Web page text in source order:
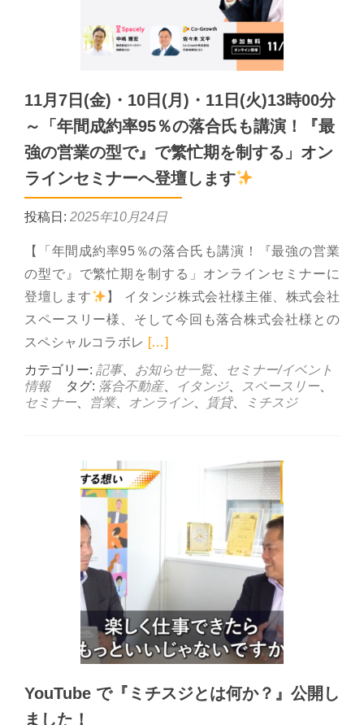
11月7日(金)・10日(月)・11日(火)13時00分
～「年間成約率95％の落合氏も講演！『最
強の営業の型で』で繁忙期を制する」オン
ラインセミナーへ登壇します
投稿日: 2025年10月24日
【「年間成約率95％の落合氏も講演！『最強の営業
の型で』で繁忙期を制する」オンラインセミナーに
登壇します
】 イタンジ株式会社様主催、株式会社
スペースリー様、そして今回も落合株式会社様との
スペシャルコラボレ Read more about 11月7日(金)・10
[…]
カテゴリー: 記事、 お知らせ一覧、
セミナー/イベント
情報
タグ: 落合不動産、 イタンジ、 スペースリー
セミナー
営業、 オンライン 賃貸、 ミチスジ
YouTube で『ミチスジとは何か？』公開し
ました！